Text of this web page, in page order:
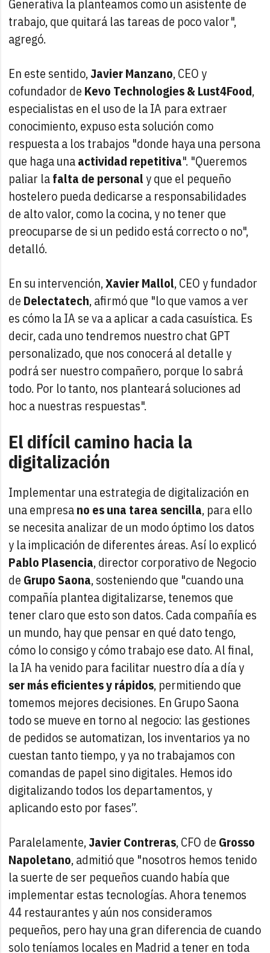
Generativa la planteamos como un asistente de
trabajo, que quitará las tareas de poco valor",
agregó.
En este sentido,Javier Manzano, CEO y
cofundador de Kevo Technologies & Lust4Food,
especialistas en el uso de la IA para extraer
conocimiento, expuso esta solución como
respuesta a los trabajos "donde haya una persona
que haga unaactividad repetitiva". "Queremos
paliar lafalta de personaly que el pequeño
hostelero pueda dedicarse a responsabilidades
de alto valor, como la cocina, y no tener que
preocuparse de si un pedido está correcto o no",
detalló.
En su intervención,Xavier Mallol, CEO y fundador
de Delectatech, afirmó que "lo que vamos a ver
es cómo la IA se va a aplicar a cada casuística. Es
decir, cada uno tendremos nuestro chat GPT
personalizado, que nos conocerá al detalle y
podrá ser nuestro compañero, porque lo sabrá
todo. Por lo tanto, nos planteará soluciones ad
hoc a nuestras respuestas".
El difícil camino hacia la
digitalización
Implementar una estrategia de digitalización en
una empresano es una tarea sencilla, para ello
se necesita analizar de un modo óptimo los datos
y la implicación de diferentes áreas. Así lo explicó
Pablo Plasencia, director corporativo de Negocio
de Grupo Saona, sosteniendo que "cuando una
compañía plantea digitalizarse, tenemos que
tener claro que esto son datos. Cada compañía es
un mundo, hay que pensar en qué dato tengo,
cómo lo consigo y cómo trabajo ese dato. Al final,
la IA ha venido para facilitar nuestro día a día y
ser más eficientes y rápidos, permitiendo que
tomemos mejores decisiones. En Grupo Saona
todo se mueve en torno al negocio: las gestiones
de pedidos se automatizan, los inventarios ya no
cuestan tanto tiempo, y ya no trabajamos con
comandas de papel sino digitales. Hemos ido
digitalizando todos los departamentos, y
aplicando esto por fases”.
Paralelamente,Javier Contreras, CFO de Grosso
Napoletano, admitió que "nosotros hemos tenido
la suerte de ser pequeños cuando había que
implementar estas tecnologías. Ahora tenemos
44 restaurantes y aún nos consideramos
pequeños, pero hay una gran diferencia de cuando
solo teníamos locales en Madrid a tener en toda